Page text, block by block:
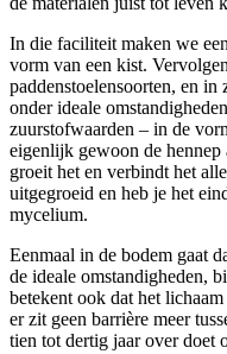
In die faciliteit maken we
vorm van een kist.
paddenstoelensoorten, en
onder ideale
zuurstofwaarden – in de
eigenlijk gewoon de hennep
groeit het en verbindt het
uitgegroeid en heb je het
mycelium.
Eenmaal in de bodem gaat
de ideale omstandigheden,
betekent ook dat het
er zit geen barrière meer
tien tot dertig jaar over doet